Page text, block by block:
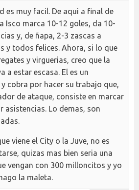
es muy facil. De aqui a final de
Isco marca 10-12 goles, da 10-
y, de ñapa, 2-3 zascas a
y todos felices. Ahora, si lo que
y virguerias, creo que la
a estar escasa. El es un
cobra por hacer su trabajo que,
de ataque, consiste en marcar
asistencias. Lo demas, son
viene el City o la Juve, no es
quizas mas bien seria una
vengan con 300 milloncitos y yo
la maleta.